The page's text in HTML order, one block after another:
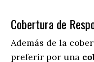
Cobertura de
Además de la
preferir por una